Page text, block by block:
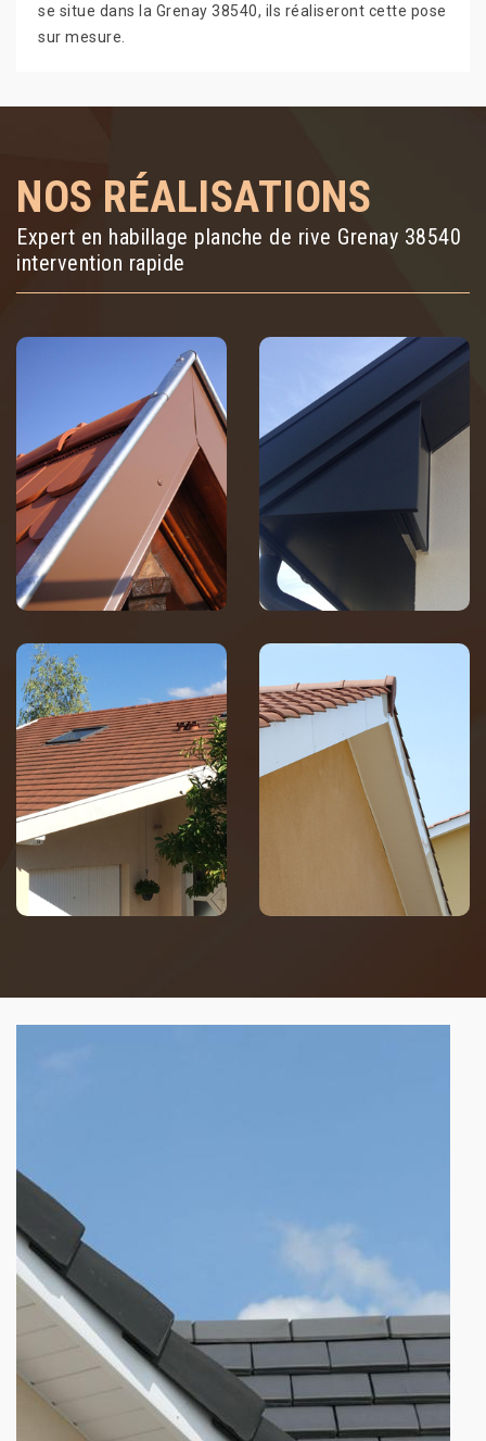
se situe dans la Grenay 38540, ils réaliseront cette pose
sur mesure.
NOS RÉALISATIONS
Expert en habillage planche de rive Grenay 38540
intervention rapide